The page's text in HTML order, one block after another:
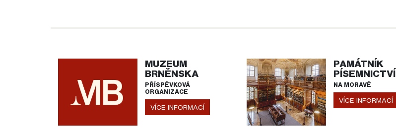
MUZEUM
BRNĚNSKA
PŘÍSPĚVKOVÁ
ORGANIZACE
VÍCE INFORMACÍ
PAMÁTNÍK
PÍSEMNICTVÍ
NA MORAVĚ
VÍCE INFORMACÍ